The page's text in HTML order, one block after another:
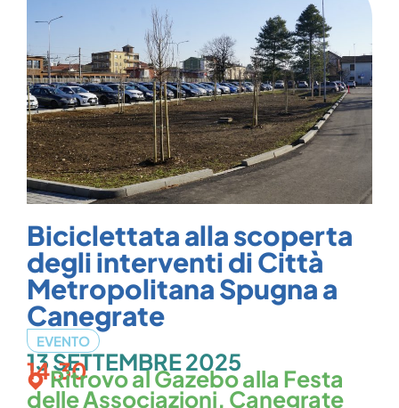
Biciclettata alla scoperta
degli interventi di Città
Metropolitana Spugna a
Canegrate
EVENTO
13 SETTEMBRE 2025
14.30
Ritrovo al Gazebo alla Festa
delle Associazioni, Canegrate